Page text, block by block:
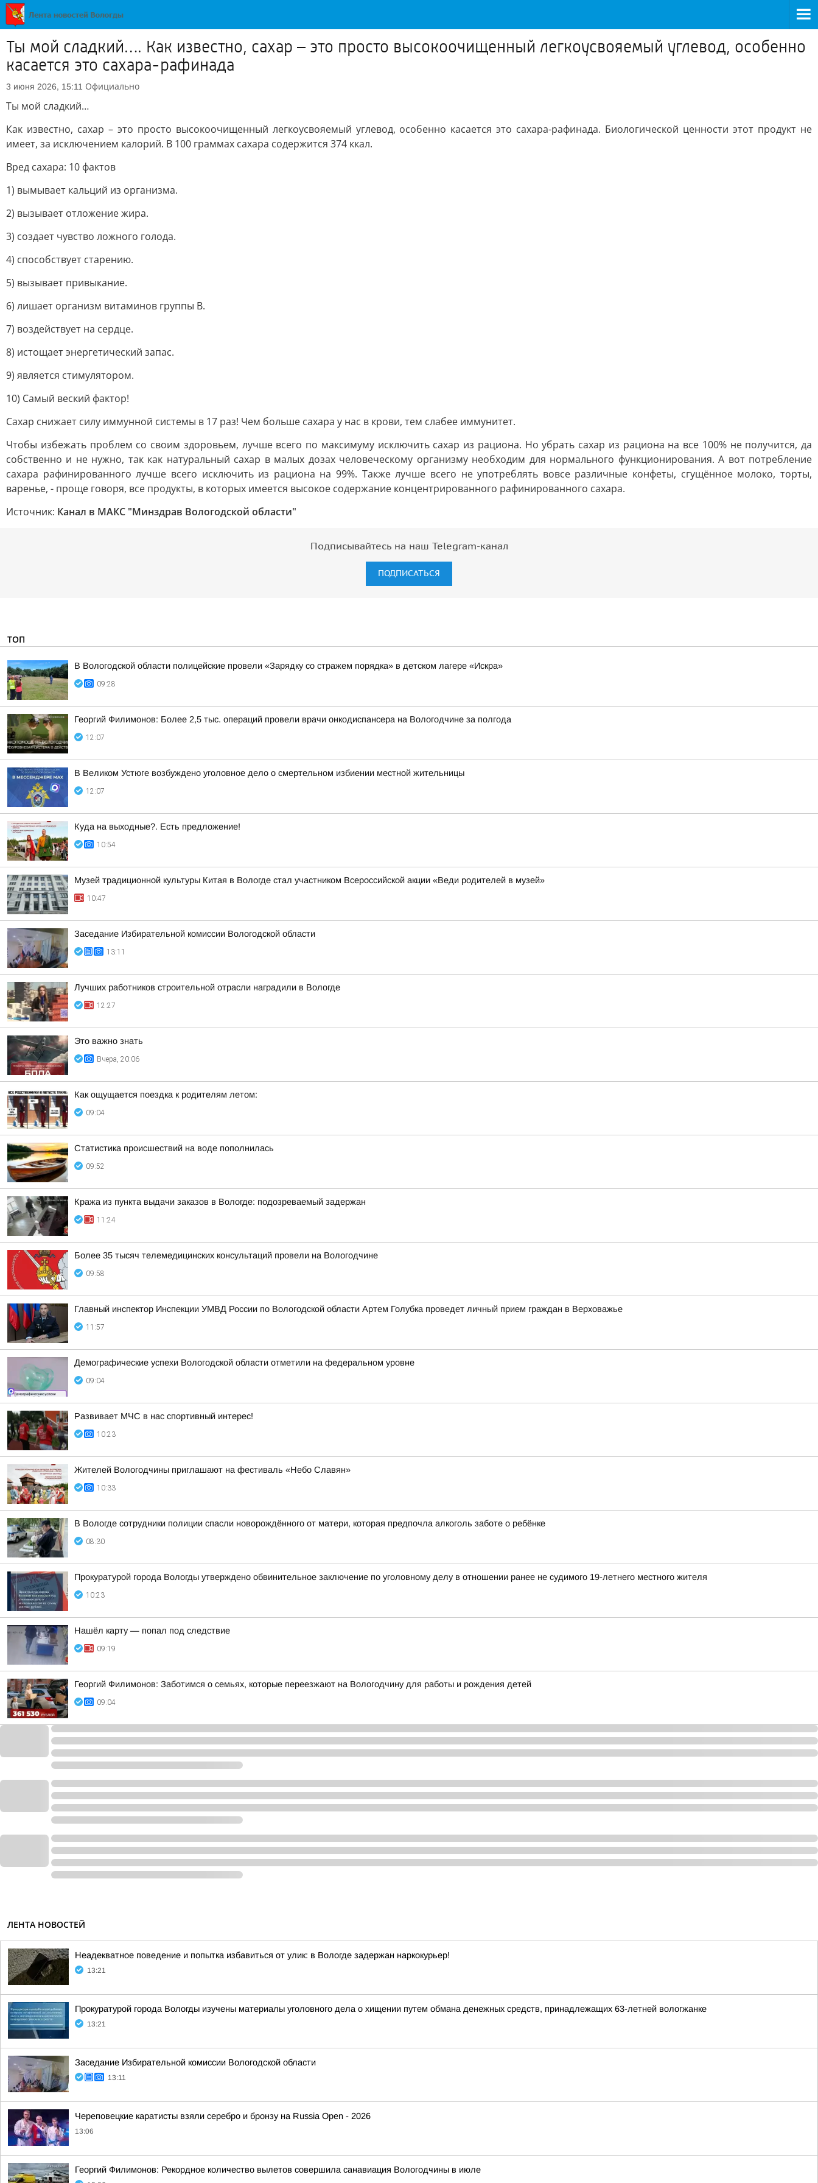
Ты мой сладкий…. Как известно, сахар – это просто высокоочищенный легкоусвояемый углевод, особенно
касается это сахара-рафинада
3 июня 2026, 15:11 Официально
Ты мой сладкий…
Как известно, сахар – это просто высокоочищенный легкоусвояемый углевод, особенно касается это сахара-рафинада. Биологической ценности этот продукт не
имеет, за исключением калорий. В 100 граммах сахара содержится 374 ккал.
Вред сахара: 10 фактов
1) вымывает кальций из организма.
2) вызывает отложение жира.
3) создает чувство ложного голода.
4) способствует старению.
5) вызывает привыкание.
6) лишает организм витаминов группы В.
7) воздействует на сердце.
8) истощает энергетический запас.
9) является стимулятором.
10) Самый веский фактор!
Сахар снижает силу иммунной системы в 17 раз! Чем больше сахара у нас в крови, тем слабее иммунитет.
Чтобы избежать проблем со своим здоровьем, лучше всего по максимуму исключить сахар из рациона. Но убрать сахар из рациона на все 100% не получится, да
собственно и не нужно, так как натуральный сахар в малых дозах человеческому организму необходим для нормального функционирования. А вот потребление
сахара рафинированного лучше всего исключить из рациона на 99%. Также лучше всего не употреблять вовсе различные конфеты, сгущённое молоко, торты,
варенье, - проще говоря, все продукты, в которых имеется высокое содержание концентрированного рафинированного сахара.
Источник: Канал в МАКС "Минздрав Вологодской области"
Подписывайтесь на наш Telegram-канал
ПОДПИСАТЬСЯ
ТОП
В Вологодской области полицейские провели «Зарядку со стражем порядка» в детском лагере «Искра»
09:28
Георгий Филимонов: Более 2,5 тыс. операций провели врачи онкодиспансера на Вологодчине за полгода
12:07
В Великом Устюге возбуждено уголовное дело о смертельном избиении местной жительницы
12:07
Куда на выходные?. Есть предложение!
10:54
Музей традиционной культуры Китая в Вологде стал участником Всероссийской акции «Веди родителей в музей»
10:47
Заседание Избирательной комиссии Вологодской области
13:11
Лучших работников строительной отрасли наградили в Вологде
12:27
Это важно знать
Вчера, 20:06
Как ощущается поездка к родителям летом:
09:04
Статистика происшествий на воде пополнилась
09:52
Кража из пункта выдачи заказов в Вологде: подозреваемый задержан
11:24
Более 35 тысяч телемедицинских консультаций провели на Вологодчине
09:58
Главный инспектор Инспекции УМВД России по Вологодской области Артем Голубка проведет личный прием граждан в Верховажье
11:57
Демографические успехи Вологодской области отметили на федеральном уровне
09:04
Развивает МЧС в нас спортивный интерес!
10:23
Жителей Вологодчины приглашают на фестиваль «Небо Славян»
10:33
В Вологде сотрудники полиции спасли новорождённого от матери, которая предпочла алкоголь заботе о ребёнке
08:30
Прокуратурой города Вологды утверждено обвинительное заключение по уголовному делу в отношении ранее не судимого 19-летнего местного жителя
10:23
Нашёл карту — попал под следствие
09:19
Георгий Филимонов: Заботимся о семьях, которые переезжают на Вологодчину для работы и рождения детей
09:04
ЛЕНТА НОВОСТЕЙ
Неадекватное поведение и попытка избавиться от улик: в Вологде задержан наркокурьер!
13:21
Прокуратурой города Вологды изучены материалы уголовного дела о хищении путем обмана денежных средств, принадлежащих 63-летней вологжанке
13:21
Заседание Избирательной комиссии Вологодской области
13:11
Череповецкие каратисты взяли серебро и бронзу на Russia Open - 2026
13:06
Георгий Филимонов: Рекордное количество вылетов совершила санавиация Вологодчины в июле